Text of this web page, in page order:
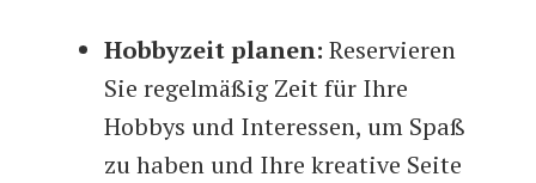
Hobbyzeit planen: Reservieren
Sie regelmäßig Zeit für Ihre
Hobbys und Interessen, um Spaß
zu haben und Ihre kreative Seite